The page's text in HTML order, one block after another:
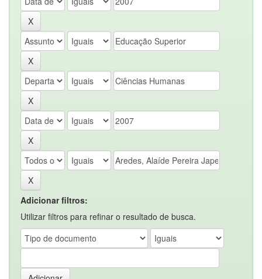
Adicionar filtros:
Utilizar filtros para refinar o resultado de busca.